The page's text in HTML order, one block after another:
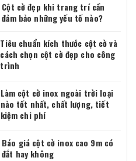
Cột cờ đẹp khi trang trí cần
đảm bảo những yếu tố nào?
Tiêu chuẩn kích thước cột cờ và
cách chọn cột cờ đẹp cho công
trình
Làm cột cờ inox ngoài trời loại
nào tốt nhất, chất lượng, tiết
kiệm chi phí
Báo giá cột cờ inox cao 9m có
đắt hay không